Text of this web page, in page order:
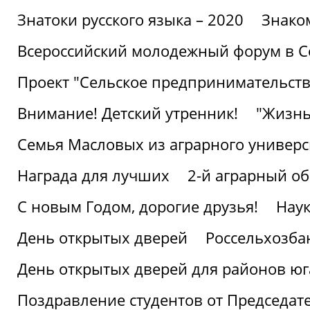
Знатоки русского языка – 2020
Всероссийский молодежный форум в
Проект "Сельское
Внимание! Детский утренник!
Семья Масловых из аграрного
Награда для лучших
2-й аграрный
С новым Годом, дорогие друзья!
День открытых дверей
День открытых дверей для районов
Поздравление студентов от